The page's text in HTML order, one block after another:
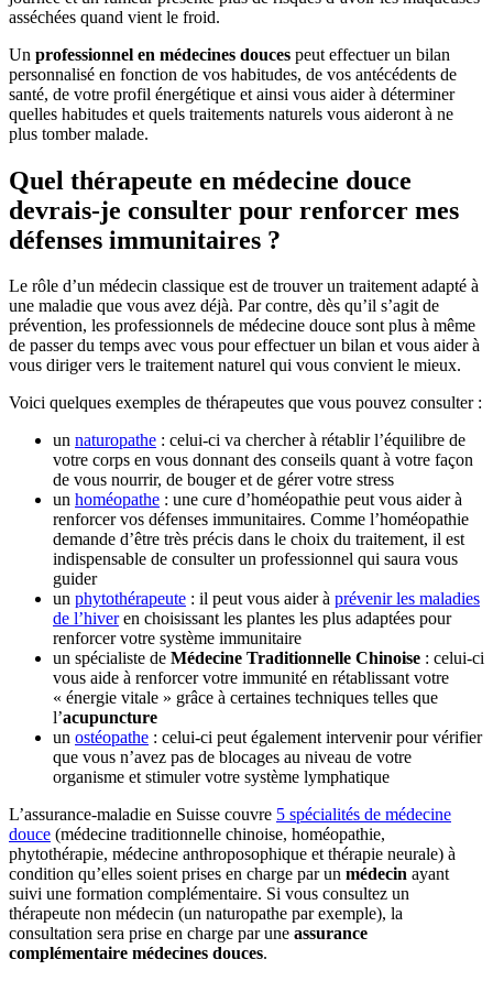
asséchées quand vient le froid.
Un professionnel en médecines douces peut effectuer un bilan
personnalisé en fonction de vos habitudes, de vos antécédents de
santé, de votre profil énergétique et ainsi vous aider à déterminer
quelles habitudes et quels traitements naturels vous aideront à ne
plus tomber malade.
Quel thérapeute en médecine douce
devrais-je consulter pour renforcer mes
défenses immunitaires ?
Le rôle d’un médecin classique est de trouver un traitement adapté à
une maladie que vous avez déjà. Par contre, dès qu’il s’agit de
prévention, les professionnels de médecine douce sont plus à même
de passer du temps avec vous pour effectuer un bilan et vous aider à
vous diriger vers le traitement naturel qui vous convient le mieux.
Voici quelques exemples de thérapeutes que vous pouvez consulter :
un naturopathe : celui-ci va chercher à rétablir l’équilibre de
votre corps en vous donnant des conseils quant à votre façon
de vous nourrir, de bouger et de gérer votre stress
un homéopathe : une cure d’homéopathie peut vous aider à
renforcer vos défenses immunitaires. Comme l’homéopathie
demande d’être très précis dans le choix du traitement, il est
indispensable de consulter un professionnel qui saura vous
guider
un phytothérapeute : il peut vous aider à prévenir les maladies
de l’hiveren choisissant les plantes les plus adaptées pour
renforcer votre système immunitaire
un spécialiste de Médecine Traditionnelle Chinoise : celui-ci
vous aide à renforcer votre immunité en rétablissant votre
« énergie vitale » grâce à certaines techniques telles que
l’acupuncture
un ostéopathe : celui-ci peut également intervenir pour vérifier
que vous n’avez pas de blocages au niveau de votre
organisme et stimuler votre système lymphatique
L’assurance-maladie en Suisse couvre 5 spécialités de médecine
douce (médecine traditionnelle chinoise, homéopathie,
phytothérapie, médecine anthroposophique et thérapie neurale) à
condition qu’elles soient prises en charge par un médecin ayant
suivi une formation complémentaire. Si vous consultez un
thérapeute non médecin (un naturopathe par exemple), la
consultation sera prise en charge par une assurance
complémentaire médecines douces.